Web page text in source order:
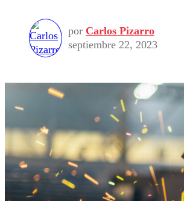
por Carlos Pizarro
septiembre 22, 2023